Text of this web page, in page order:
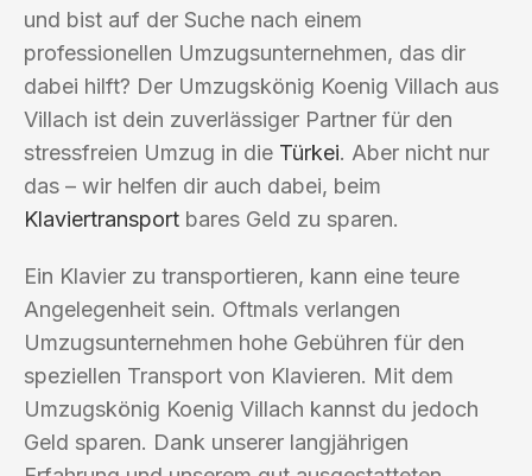
und bist auf der Suche nach einem
professionellen Umzugsunternehmen, das dir
dabei hilft? Der Umzugskönig Koenig Villach aus
Villach ist dein zuverlässiger Partner für den
stressfreien Umzug in die Türkei. Aber nicht nur
das – wir helfen dir auch dabei, beim
Klaviertransport bares Geld zu sparen.
Ein Klavier zu transportieren, kann eine teure
Angelegenheit sein. Oftmals verlangen
Umzugsunternehmen hohe Gebühren für den
speziellen Transport von Klavieren. Mit dem
Umzugskönig Koenig Villach kannst du jedoch
Geld sparen. Dank unserer langjährigen